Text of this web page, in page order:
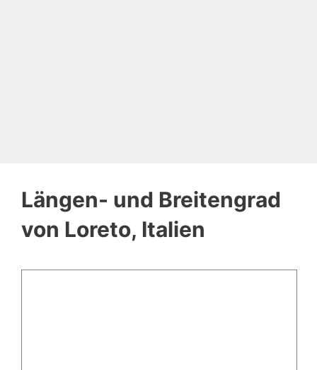
Längen- und Breitengrad
von Loreto, Italien